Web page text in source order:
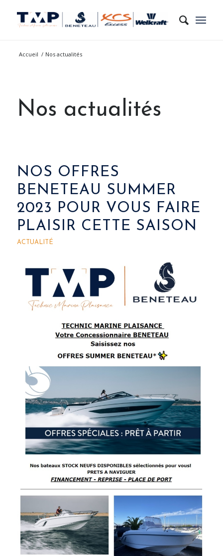
Nos actualités
Accueil / Nos actualités
NOS OFFRES
BENETEAU SUMMER
2023 POUR VOUS FAIRE
PLAISIR CETTE SAISON
ACTUALITÉ